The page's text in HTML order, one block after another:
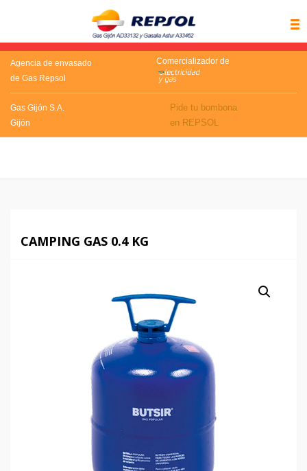
Agencia de envasado
de Gas Repsol
Comercializador de
Gas Gijón S.A.
Gijón
Pide tu bombona
en REPSOL
CAMPING GAS 0.4 KG